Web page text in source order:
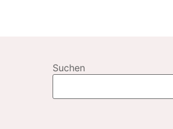
Suchen